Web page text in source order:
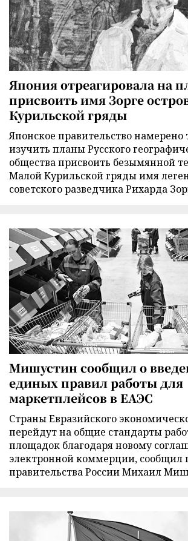
Япония отреагировала на
присвоить имя Зорге
Курильской гряды
Японское правительство намерено
изучить планы Русского
общества присвоить безымянной
Малой Курильской гряды имя
советского разведчика Рихарда
Мишустин сообщил о
единых правил работы для
маркетплейсов в ЕАЭС
Страны Евразийского
перейдут на общие стандарты
площадок благодаря новому
электронной коммерции, сообщил
правительства России Михаил